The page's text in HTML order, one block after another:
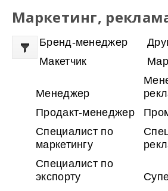
Маркетинг,
Бренд-менеджер
Макетчик
Менеджер
Продакт-менеджер
Специалист по
маркетингу
Специалист по
экспорту